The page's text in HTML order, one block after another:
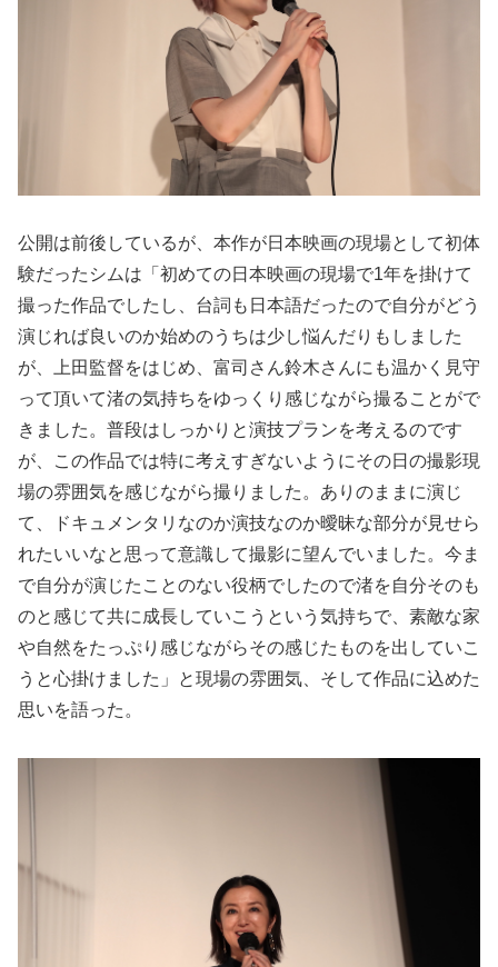
公開は前後しているが、本作が日本映画の現場として初体
験だったシムは「初めての日本映画の現場で1年を掛けて
撮った作品でしたし、台詞も日本語だったので自分がどう
演じれば良いのか始めのうちは少し悩んだりもしました
が、上田監督をはじめ、富司さん鈴木さんにも温かく見守
って頂いて渚の気持ちをゆっくり感じながら撮ることがで
きました。普段はしっかりと演技プランを考えるのです
が、この作品では特に考えすぎないようにその日の撮影現
場の雰囲気を感じながら撮りました。ありのままに演じ
て、ドキュメンタリなのか演技なのか曖昧な部分が見せら
れたいいなと思って意識して撮影に望んでいました。今ま
で自分が演じたことのない役柄でしたので渚を自分そのも
のと感じて共に成長していこうという気持ちで、素敵な家
や自然をたっぷり感じながらその感じたものを出していこ
うと心掛けました」と現場の雰囲気、そして作品に込めた
思いを語った。